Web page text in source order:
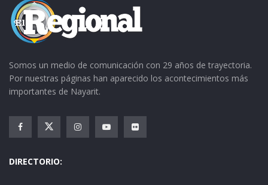
Somos un medio de comunicación con 29 años de trayectoria.
Por nuestras páginas han aparecido los acontecimientos más
importantes de Nayarit.
DIRECTORIO: